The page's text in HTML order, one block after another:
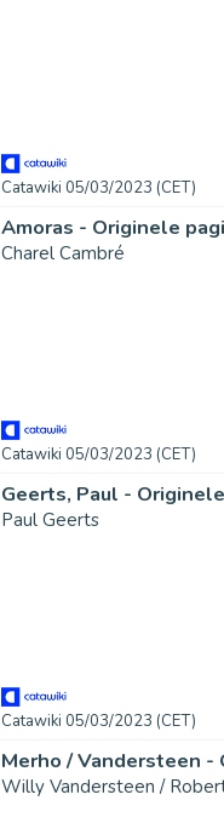
Catawiki 05/03/2023 (CET)
Amoras - Originele
Charel Cambré
Catawiki 05/03/2023 (CET)
Paul Geerts
Catawiki 05/03/2023 (CET)
Merho / Vandersteen -
Willy Vandersteen /